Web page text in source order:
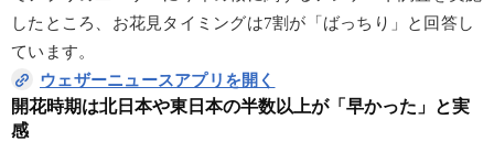
したところ、お花見タイミングは7割が「ばっちり」と回答し
ています。
ウェザーニュースアプリを開く
開花時期は北日本や東日本の半数以上が「早かった」と実
感